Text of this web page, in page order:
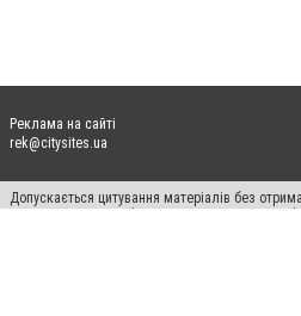
Реклама на сайті
rek@citysites.ua
Допускається цитування матеріалів без
пошукових систем гіперпосилання на